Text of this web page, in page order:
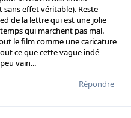
effet véritable). Reste
de la lettre qui est une jolie
qui marchent pas mal.
le film comme une caricature
ce que cette vague indé
vain...
Répondre